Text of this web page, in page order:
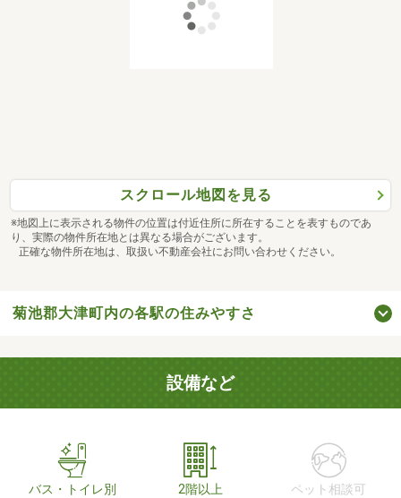
スクロール地図を見る
※地図上に表示される物件の位置は付近住所に所在することを表すものであ
り、実際の物件所在地とは異なる場合がございます。
正確な物件所在地は、取扱い不動産会社にお問い合わせください。
菊池郡大津町内の各駅の住みやすさ
設備など
バス・トイレ別 2階以上 ペット相談可